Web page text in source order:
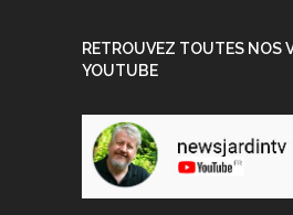
RETROUVEZ TOUTES NOS
YOUTUBE